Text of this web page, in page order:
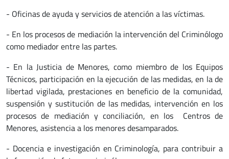
- Oficinas de ayuda y servicios de atención a las víctimas.
- En los procesos de mediación la intervención del Criminólogo
como mediador entre las partes.
- En la Justicia de Menores, como miembro de los Equipos
Técnicos, participación en la ejecución de las medidas, en la de
libertad vigilada, prestaciones en beneficio de la comunidad,
suspensión y sustitución de las medidas, intervención en los
procesos de mediación y conciliación, en los Centros de
Menores, asistencia a los menores desamparados.
- Docencia e investigación en Criminología, para contribuir a